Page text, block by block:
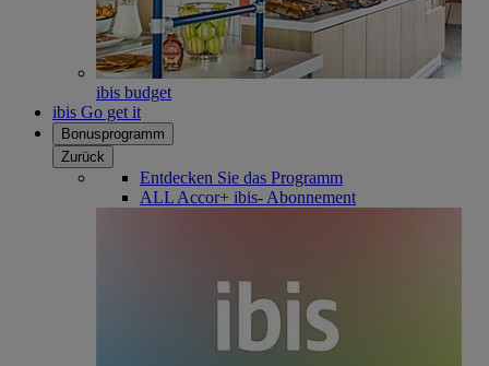
ibis budget
ibis Go get it
Bonusprogramm
Zurück
Entdecken Sie das Programm
ALL Accor+ ibis- Abonnement